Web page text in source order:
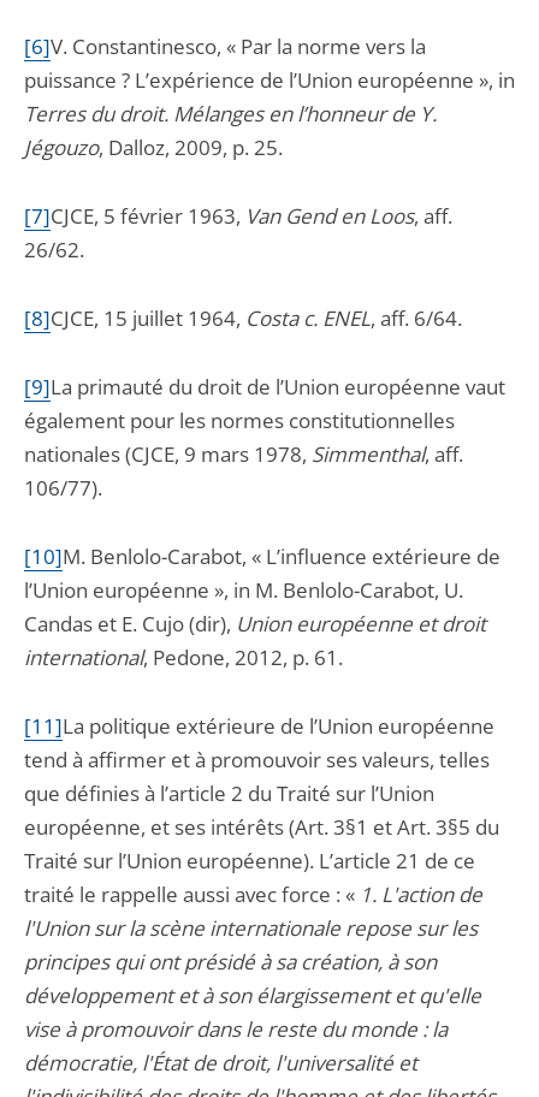
[6]V. Constantinesco, « Par la norme vers la
puissance ? L’expérience de l’Union européenne », in
Terres du droit. Mélanges en l’honneur de Y.
Jégouzo, Dalloz, 2009, p. 25.
[7]CJCE, 5 février 1963, Van Gend en Loos, aff.
26/62.
[8]CJCE, 15 juillet 1964, Costa c. ENEL, aff. 6/64.
[9]La primauté du droit de l’Union européenne vaut
également pour les normes constitutionnelles
nationales (CJCE, 9 mars 1978, Simmenthal, aff.
106/77).
[10]M. Benlolo-Carabot, « L’influence extérieure de
l’Union européenne », in M. Benlolo-Carabot, U.
Candas et E. Cujo (dir), Union européenne et droit
international, Pedone, 2012, p. 61.
[11]La politique extérieure de l’Union européenne
tend à affirmer et à promouvoir ses valeurs, telles
que définies à l’article 2 du Traité sur l’Union
européenne, et ses intérêts (Art. 3§1 et Art. 3§5 du
Traité sur l’Union européenne). L’article 21 de ce
traité le rappelle aussi avec force : « 1. L'action de
l'Union sur la scène internationale repose sur les
principes qui ont présidé à sa création, à son
développement et à son élargissement et qu'elle
vise à promouvoir dans le reste du monde : la
démocratie, l'État de droit, l'universalité et